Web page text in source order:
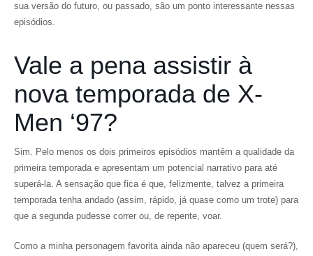
sua versão do futuro, ou passado, são um ponto interessante nessas
episódios.
Vale a pena assistir à
nova temporada de X-
Men ‘97?
Sim. Pelo menos os dois primeiros episódios mantêm a qualidade da
primeira temporada e apresentam um potencial narrativo para até
superá-la. A sensação que fica é que, felizmente, talvez a primeira
temporada tenha andado (assim, rápido, já quase como um trote) para
que a segunda pudesse correr ou, de repente, voar.
Como a minha personagem favorita ainda não apareceu (quem será?),